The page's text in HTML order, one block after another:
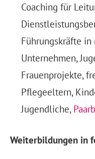
Coaching für
Führungskräfte
Unternehmen,
Frauenprojekte,
Pflegeeltern,
Jugendliche,
Weiterbildungen in